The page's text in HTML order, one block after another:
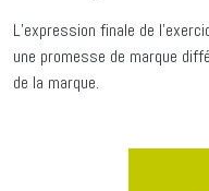
L’expression finale de
une promesse de marque
de la marque.